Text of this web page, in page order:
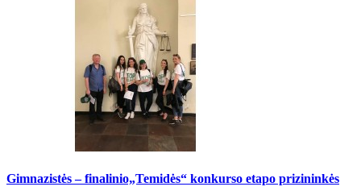
Gimnazistės – finalinio„Temidės“ konkurso etapo prizininkės